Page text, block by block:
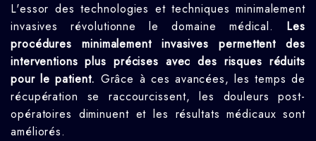
L'essor des technologies et techniques minimalement
invasives révolutionne le domaine médical. Les
procédures minimalement invasives permettent des
interventions plus précises avec des risques réduits
pour le patient. Grâce à ces avancées, les temps de
récupération se raccourcissent, les douleurs post-
opératoires diminuent et les résultats médicaux sont
améliorés.